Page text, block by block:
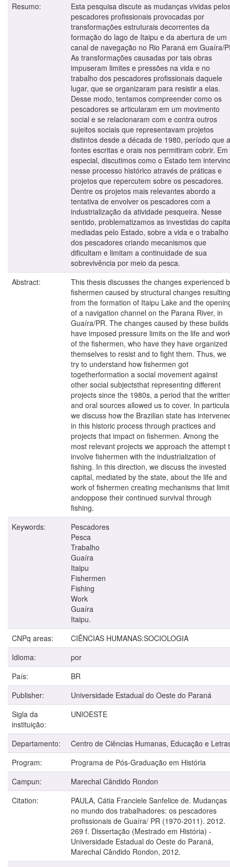
Resumo:
Esta pesquisa discute as mudanças vividas
pescadores profissionais provocadas por
transformações estruturais decorrentes da
formação do lago de Itaipu e da abertura de um
canal de navegação no Rio Paraná em Guaíra/
As transformações causadas por tais obras
impuseram limites e pressões na vida e no
trabalho dos pescadores profissionais daquele
lugar, que se organizaram para resistir a elas.
Desse modo, tentamos compreender como os
pescadores se articularam em um movimento
social e se relacionaram com e contra outros
sujeitos sociais que representavam projetos
distintos desde a década de 1980, período que
fontes escritas e orais nos permitiram cobrir. Em
especial, discutimos como o Estado tem
nesse processo histórico através de práticas e
projetos que repercutem sobre os pescadores.
Dentre os projetos mais relevantes abordo a
tentativa de envolver os pescadores com a
industrialização da atividade pesqueira. Nesse
sentido, problematizamos as investidas do
mediadas pelo Estado, sobre a vida e o trabalho
dos pescadores criando mecanismos que
dificultam e limitam a continuidade de sua
sobrevivência por meio da pesca.
Abstract:
This thesis discusses the changes experienced
fishermen caused by structural changes resulting
from the formation of Itaipu Lake and the
of a navigation channel on the Parana River, in
Guaíra/PR. The changes caused by these builds
have imposed pressure limits on the life and
of the fishermen, who have they have organized
themselves to resist and to fight them. Thus, we
try to understand how fishermen got
togetherformation a social movement against
other social subjectsthat representing different
projects since the 1980s, a period that the
and oral sources allowed us to cover. In
we discuss how the Brazilian state has
in this historic process through practices and
projects that impact on fishermen. Among the
most relevant projects we approach the attempt
involve fishermen with the industrialization of
fishing. In this direction, we discuss the invested
capital, mediated by the state, about the life and
work of fishermen creating mechanisms that limit
andoppose their continued survival through
fishing.
Keywords:
Pescadores
Pesca
Trabalho
Guaíra
Itaipu
Fishermen
Fishing
Work
Guaíra
Itaipu.
CNPq areas:
CIÊNCIAS HUMANAS:SOCIOLOGIA
Idioma:
por
País:
BR
Publisher:
Universidade Estadual do Oeste do Paraná
Sigla da
instituição:
UNIOESTE
Departamento:
Centro de Ciências Humanas, Educação e
Program:
Programa de Pós-Graduação em História
Campun:
Marechal Cândido Rondon
Citation:
PAULA, Cátia Franciele Sanfelice de. Mudanças
no mundo dos trabalhadores: os pescadores
profissionais de Guaíra/ PR (1970-2011). 2012.
269 f. Dissertação (Mestrado em História) -
Universidade Estadual do Oeste do Paraná,
Marechal Cândido Rondon, 2012.